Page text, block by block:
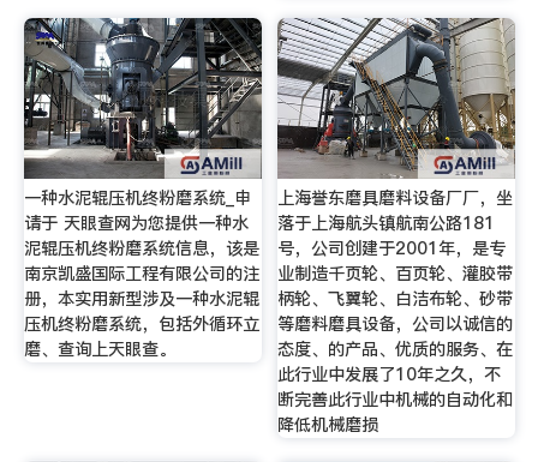
一种水泥辊压机终粉磨系统_申
请于 天眼查网为您提供一种水
泥辊压机终粉磨系统信息，该是
南京凯盛国际工程有限公司的注
册，本实用新型涉及一种水泥辊
压机终粉磨系统，包括外循环立
磨、查询上天眼查。
上海誉东磨具磨料设备厂厂，坐
落于上海航头镇航南公路181
号，公司创建于2001年，是专
业制造千页轮、百页轮、灌胶带
柄轮、飞翼轮、白洁布轮、砂带
等磨料磨具设备，公司以诚信的
态度、的产品、优质的服务、在
此行业中发展了10年之久，不
断完善此行业中机械的自动化和
降低机械磨损